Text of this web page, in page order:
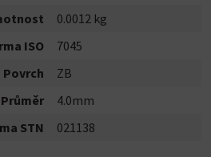
0.0012 kg
ISO
7045
Povrch
ZB
Průměr
4.0mm
STN
021138